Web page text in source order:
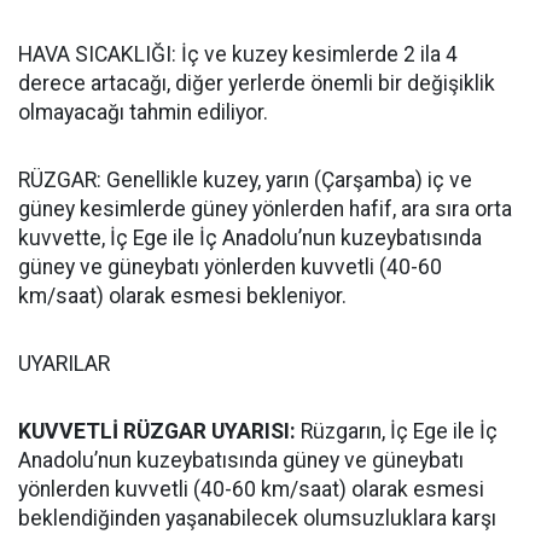
HAVA SICAKLIĞI: İç ve kuzey kesimlerde 2 ila 4
derece artacağı, diğer yerlerde önemli bir değişiklik
olmayacağı tahmin ediliyor.
RÜZGAR: Genellikle kuzey, yarın (Çarşamba) iç ve
güney kesimlerde güney yönlerden hafif, ara sıra orta
kuvvette, İç Ege ile İç Anadolu’nun kuzeybatısında
güney ve güneybatı yönlerden kuvvetli (40-60
km/saat) olarak esmesi bekleniyor.
UYARILAR
KUVVETLİ RÜZGAR UYARISI: Rüzgarın, İç Ege ile İç
Anadolu’nun kuzeybatısında güney ve güneybatı
yönlerden kuvvetli (40-60 km/saat) olarak esmesi
beklendiğinden yaşanabilecek olumsuzluklara karşı